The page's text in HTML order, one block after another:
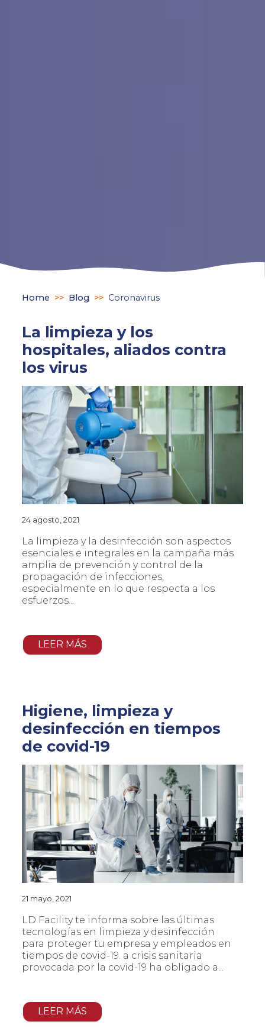
Home >> Blog >> Coronavirus
La limpieza y los
hospitales, aliados contra
los virus
24 agosto, 2021
La limpieza y la desinfección son aspectos
esenciales e integrales en la campaña más
amplia de prevención y control de la
propagación de infecciones,
especialmente en lo que respecta a los
esfuerzos...
LEER MÁS
Higiene, limpieza y
desinfección en tiempos
de covid-19
21 mayo, 2021
LD Facility te informa sobre las últimas
tecnologías en limpieza y desinfección
para proteger tu empresa y empleados en
tiempos de covid-19. a crisis sanitaria
provocada por la covid-19 ha obligado a...
LEER MÁS